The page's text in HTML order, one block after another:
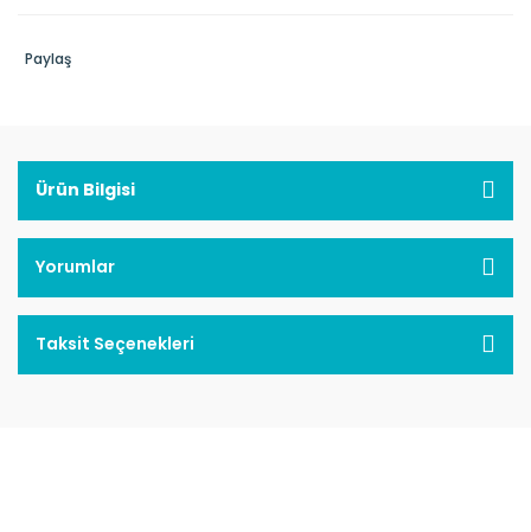
Paylaş
Ürün Bilgisi
Yorumlar
Taksit Seçenekleri